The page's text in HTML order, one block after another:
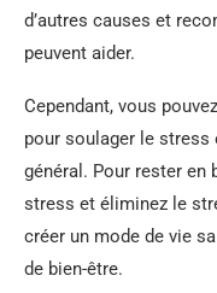
d’autres causes et
peuvent aider.
Cependant, vous
pour soulager le
général. Pour rester en
stress et éliminez le
créer un mode de vie
de bien-être.